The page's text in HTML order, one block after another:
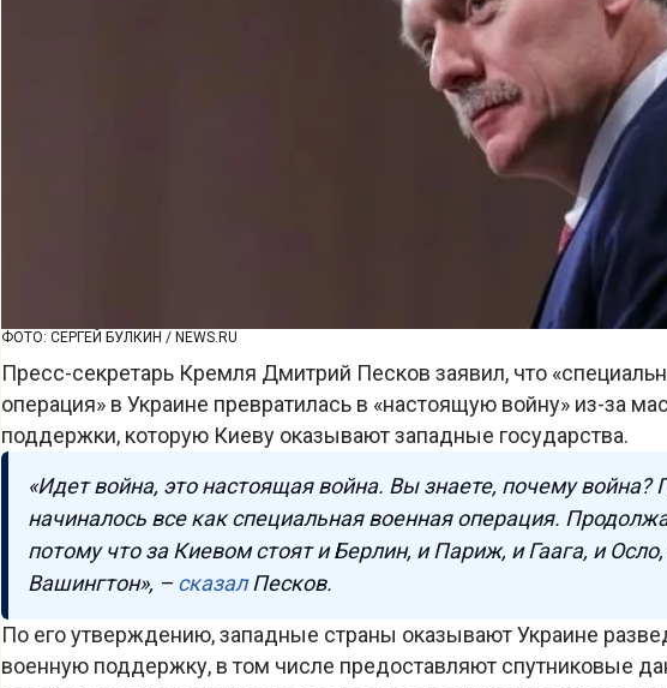
ФОТО: СЕРГЕЙ БУЛКИН / NEWS.RU
Пресс-секретарь Кремля Дмитрий Песков заявил, что
операция» в Украине превратилась в «настоящую войну» из-за
поддержки, которую Киеву оказывают западные государства.
«Идет война, это настоящая война. Вы знаете, почему война?
начиналось все как специальная военная операция.
потому что за Киевом стоят и Берлин, и Париж, и Гаага, и
Вашингтон», – сказалПесков.
По его утверждению, западные страны оказывают Украине
военную поддержку, в том числе предоставляют спутниковые